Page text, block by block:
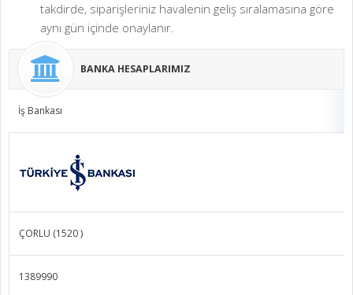
takdirde, siparişleriniz havalenin geliş sıralamasına göre
aynı gün içinde onaylanır.
BANKA HESAPLARIMIZ
İş Bankası
ÇORLU (1520 )
1389990